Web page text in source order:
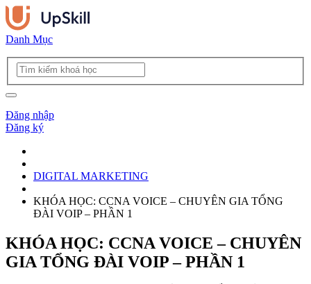
Danh Mục
Đăng nhập
Đăng ký
DIGITAL MARKETING
KHÓA HỌC: CCNA VOICE – CHUYÊN GIA TỔNG
ĐÀI VOIP – PHẦN 1
KHÓA HỌC: CCNA VOICE – CHUYÊN
GIA TỔNG ĐÀI VOIP – PHẦN 1